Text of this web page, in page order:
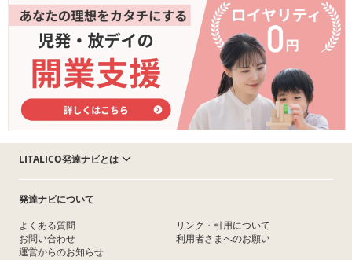
LITALICO発達ナビとは
発達ナビについて
よくある質問
お問い合わせ
運営からのお知らせ
リンク・引用について
利用者さまへのお願い